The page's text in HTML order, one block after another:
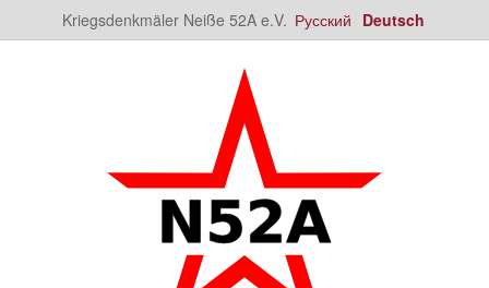
Kriegsdenkmäler Neiße 52A e.V. Русский Deutsch